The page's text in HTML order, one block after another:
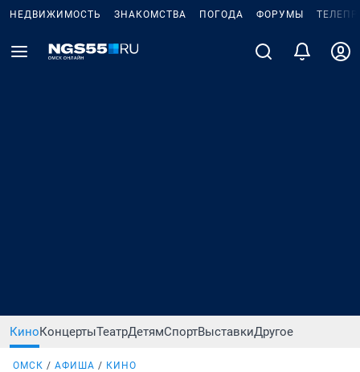
НЕДВИЖИМОСТЬ ЗНАКОМСТВА ПОГОДА ФОРУМЫ
КиноКонцертыТеатрДетямСпортВыставкиДругое
ОМСК АФИША КИНО